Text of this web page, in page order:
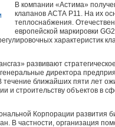
В компании «Астима»
клапанов АСТА Р11. На их
теплоснабжения.
европейской маркировки
характеристик
развивают
директора
ближайших пяти лет
и строительству объектов в
Корпорации
В частности, организация